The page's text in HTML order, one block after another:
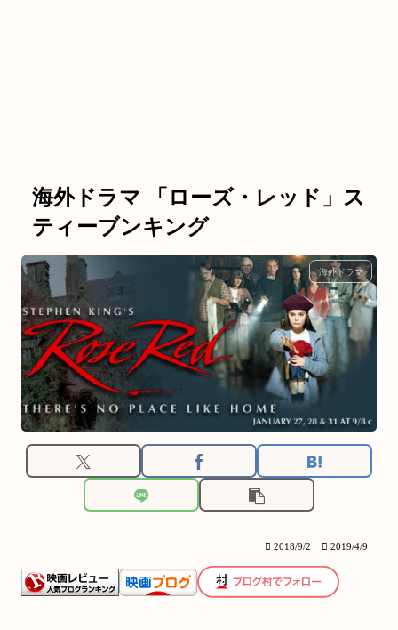
海外ドラマ 「ローズ・レッド」ス
ティーブンキング
海外ドラマ
2018/9/2 2019/4/9